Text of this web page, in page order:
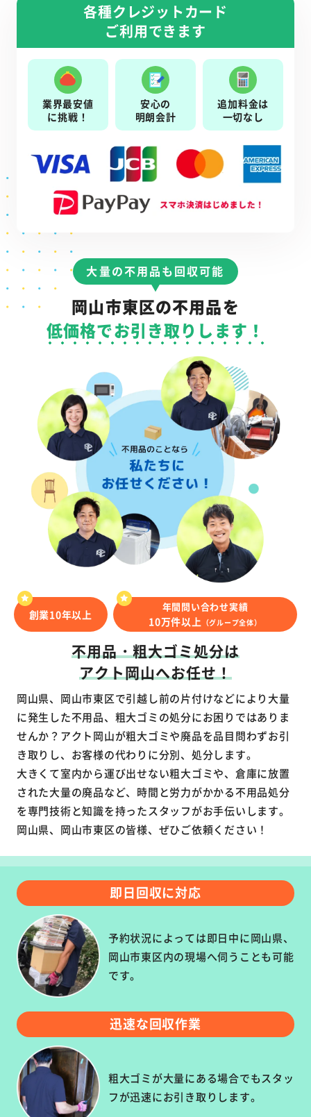
各種クレジットカード
ご利用できます
業界最安値
に挑戦！
安心の
明朗会計
追加料金は
一切なし
大量の不用品も回収可能
岡山市東区の不用品を
低価格でお引き取りします！
創業10年以上
年間問い合わせ実績
10万件以上 （グループ全体）
不用品・粗大ゴミ処分は
アクト岡山へお任せ！
岡山県、岡山市東区で引越し前の片付けなどにより大量
に発生した不用品、粗大ゴミの処分にお困りではありま
せんか？アクト岡山が粗大ゴミや廃品を品目問わずお引
き取りし、お客様の代わりに分別、処分します。
大きくて室内から運び出せない粗大ゴミや、倉庫に放置
された大量の廃品など、時間と労力がかかる不用品処分
を専門技術と知識を持ったスタッフがお手伝いします。
岡山県、岡山市東区の皆様、ぜひご依頼ください！
即日回収に対応
予約状況によっては即日中に岡山県、
岡山市東区内の現場へ伺うことも可能
です。
迅速な回収作業
粗大ゴミが大量にある場合でもスタッ
フが迅速にお引き取りします。